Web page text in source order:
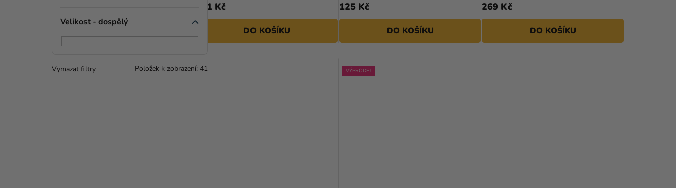
Velikost - dospělý
Vymazat filtry Položek k zobrazení: 41
241 Kč
DO KOŠÍKU
125 Kč
DO KOŠÍKU
269 Kč
DO KOŠÍKU
VÝPRODEJ